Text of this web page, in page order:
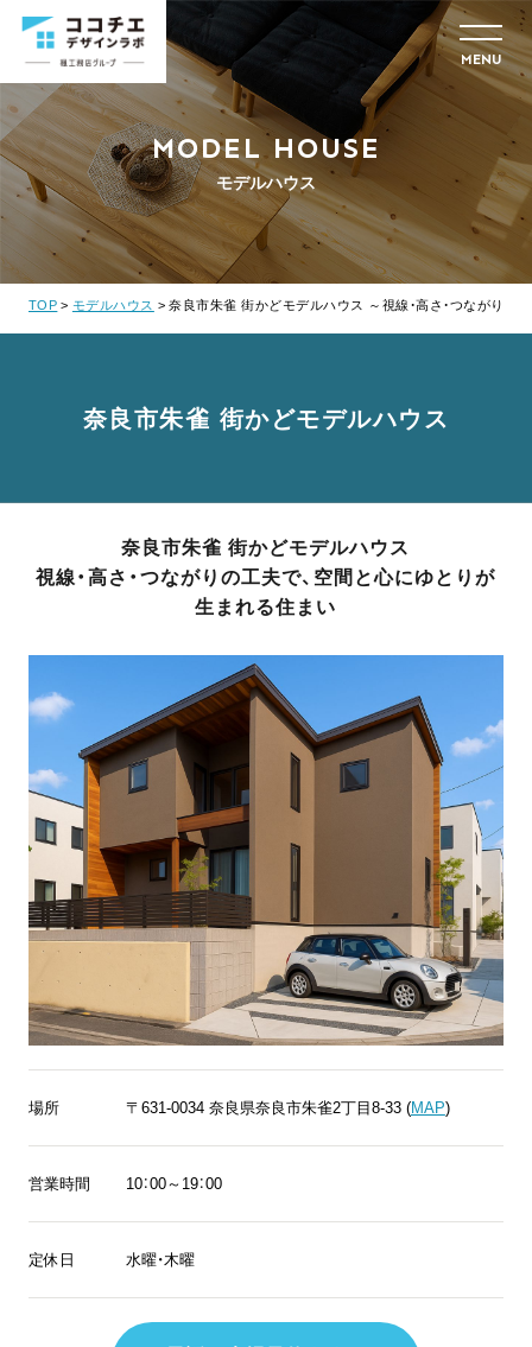
MODEL HOUSE
モデルハウス
TOP モデルハウス 奈良市朱雀 街かどモデルハウス ～視線・高さ・つながりの
奈良市朱雀 街かどモデルハウス
奈良市朱雀 街かどモデルハウス
視線・高さ・つながりの工夫で、空間と心にゆとりが
生まれる住まい
場所 〒631-0034 奈良県奈良市朱雀2丁目8-33 (MAP)
営業時間 10：00～19：00
定休日 水曜・木曜
MENU